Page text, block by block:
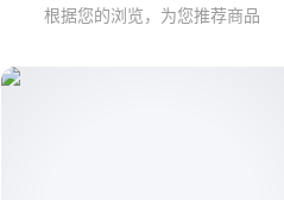
高反应型：含特殊
根据您的浏览，为您推荐商品